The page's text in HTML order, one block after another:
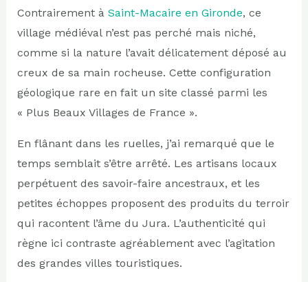
Contrairement à Saint-Macaire en Gironde, ce
village médiéval n’est pas perché mais niché,
comme si la nature l’avait délicatement déposé au
creux de sa main rocheuse. Cette configuration
géologique rare en fait un site classé parmi les
« Plus Beaux Villages de France ».
En flânant dans les ruelles, j’ai remarqué que le
temps semblait s’être arrêté. Les artisans locaux
perpétuent des savoir-faire ancestraux, et les
petites échoppes proposent des produits du terroir
qui racontent l’âme du Jura. L’authenticité qui
règne ici contraste agréablement avec l’agitation
des grandes villes touristiques.